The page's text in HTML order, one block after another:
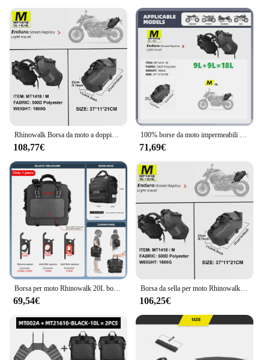
Rhinowalk Borsa da moto a doppio lato 100% impermeabile 18L/28L/48L Borse portaoggetti per borse laterali per motore di grande capacità Confezione da 2 pezzi
108,77€
100% borse da moto impermeabili da 48 litri borsa laterale resistente borsa da viaggio borsa da sella universale per borsa da sella
71,69€
Borsa per moto Rhinowalk 20L borsa laterale per borsa laterale 1 o 2 pezzi borsa interna rimovibile impermeabile per moto universale borsa per bagagli
69,54€
Borsa da sella per moto Rhinowalk impermeabile per la maggior parte senza rastrelliere laterali bici sportiva fuoristrada adatta a BMW Honda Kawasaki Yamaha Benelli
106,25€